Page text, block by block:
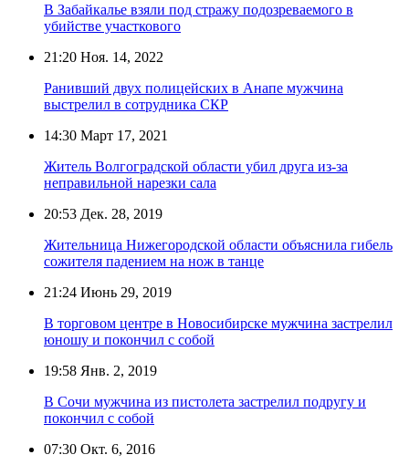
В Забайкалье взяли под стражу подозреваемого в
убийстве участкового
21:20 Ноя. 14, 2022
Ранивший двух полицейских в Анапе мужчина
выстрелил в сотрудника СКР
14:30 Март 17, 2021
Житель Волгоградской области убил друга из-за
неправильной нарезки сала
20:53 Дек. 28, 2019
Жительница Нижегородской области объяснила гибель
сожителя падением на нож в танце
21:24 Июнь 29, 2019
В торговом центре в Новосибирске мужчина застрелил
юношу и покончил с собой
19:58 Янв. 2, 2019
В Сочи мужчина из пистолета застрелил подругу и
покончил с собой
07:30 Окт. 6, 2016